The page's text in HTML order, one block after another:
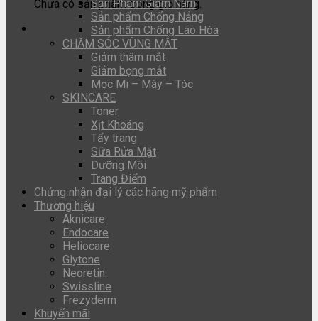
Chưa có sản phẩm trong giỏ hàng.
Sản Phẩm Giảm Nám
Sản phẩm Chống Nắng
Sản phẩm Chống Lão Hóa
CHĂM SÓC VÙNG MẮT
Giảm thâm mắt
Giảm bọng mắt
Mọc Mi – Mày – Tóc
SKINCARE
Toner
Xịt Khoáng
Tẩy trang
Sữa Rửa Mặt
Dưỡng Môi
Trang Điểm
Chứng nhận đại lý các hãng mỹ phẩm
Thương hiệu
Aknicare
Endocare
Heliocare
Glytone
Neoretin
Swissline
Frezyderm
Khuyến mãi